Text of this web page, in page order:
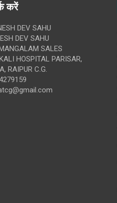
करें
DEV SAHU
DEV SAHU
SALES
HOSPITAL PARISAR,
RAIPUR C.G.